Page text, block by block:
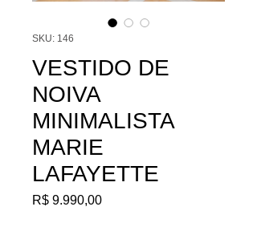
SKU: 146
VESTIDO DE
NOIVA
MINIMALISTA
MARIE
LAFAYETTE
R$ 9.990,00Preço